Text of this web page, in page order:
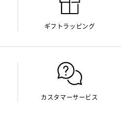
ギフトラッピング
カスタマーサービス